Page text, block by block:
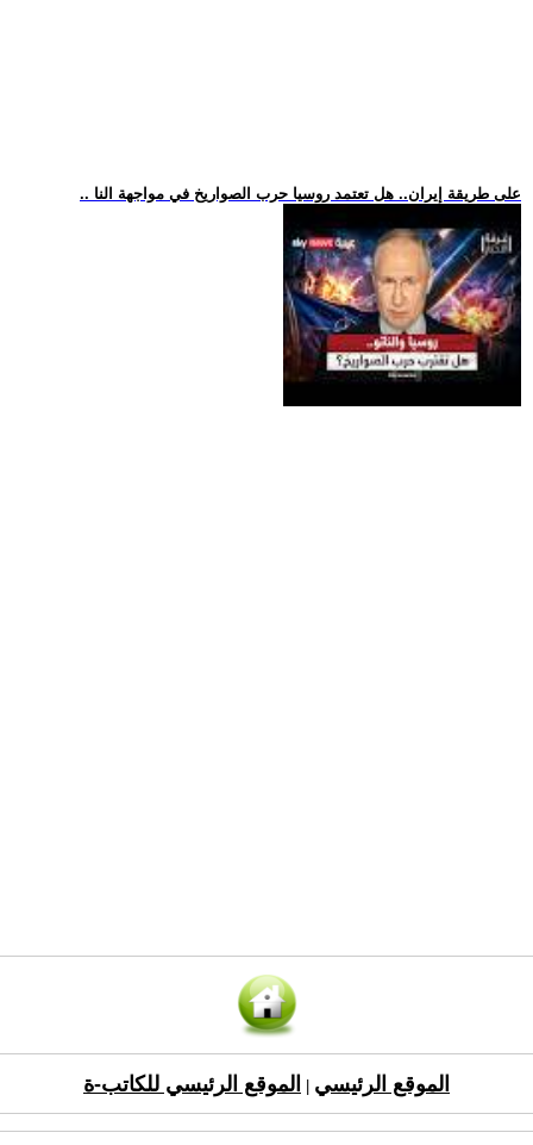
.. على طريقة إيران.. هل تعتمد روسيا حرب الصواريخ في مواجهة النا
الموقع الرئيسي الموقع الرئيسي للكاتب-ة